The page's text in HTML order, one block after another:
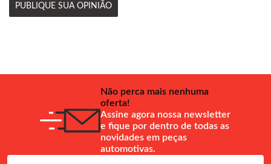
PUBLIQUE SUA OPINIÃO
Não perca mais nenhuma
oferta!
Assine agora nossa newsletter
e fique por dentro de todas as
novidades em peças
automotivas.